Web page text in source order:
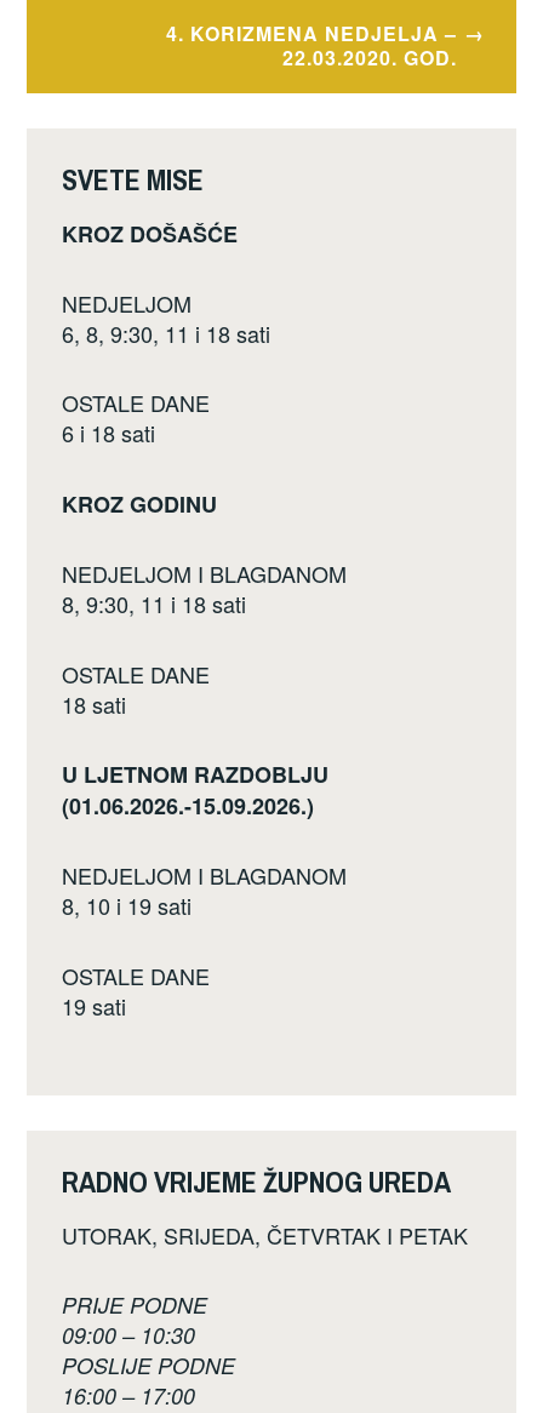
4. KORIZMENA NEDJELJA –
22.03.2020. GOD.
SVETE MISE
KROZ DOŠAŠĆE
NEDJELJOM
6, 8, 9:30, 11 i 18 sati
OSTALE DANE
6 i 18 sati
KROZ GODINU
NEDJELJOM I BLAGDANOM
8, 9:30, 11 i 18 sati
OSTALE DANE
18 sati
U LJETNOM RAZDOBLJU
(01.06.2026.-15.09.2026.)
NEDJELJOM I BLAGDANOM
8, 10 i 19 sati
OSTALE DANE
19 sati
RADNO VRIJEME ŽUPNOG UREDA
UTORAK, SRIJEDA, ČETVRTAK I PETAK
PRIJE PODNE
09:00 – 10:30
POSLIJE PODNE
16:00 – 17:00